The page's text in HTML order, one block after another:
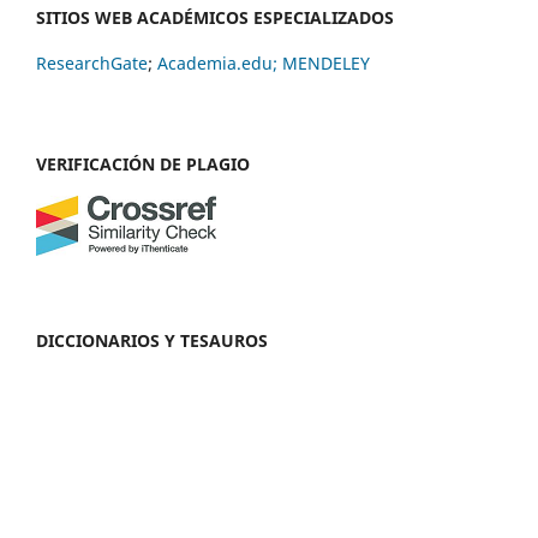
SITIOS WEB ACADÉMICOS ESPECIALIZADOS
ResearchGate; Academia.edu; MENDELEY
VERIFICACIÓN DE PLAGIO
DICCIONARIOS Y TESAUROS